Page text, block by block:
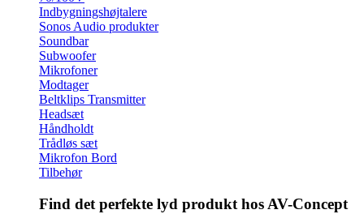
Indbygningshøjtalere
Sonos Audio produkter
Soundbar
Subwoofer
Mikrofoner
Modtager
Beltklips Transmitter
Headsæt
Håndholdt
Trådløs sæt
Mikrofon Bord
Tilbehør
Find det perfekte lyd produkt hos AV-Concept